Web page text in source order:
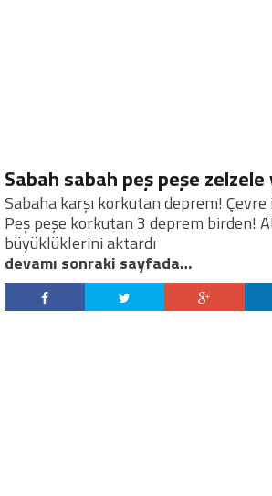
Sabah sabah peş peşe
Sabaha karşı korkutan deprem!
Peş peşe korkutan 3 deprem birden!
büyüklüklerini aktardı
devamı sonraki sayfada…